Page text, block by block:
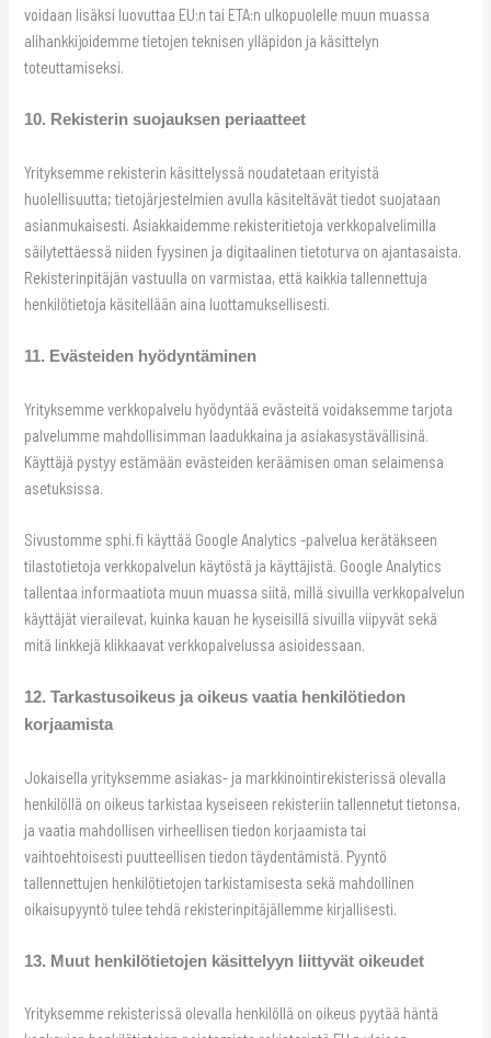
voidaan lisäksi luovuttaa EU:n tai ETA:n ulkopuolelle muun muassa
alihankkijoidemme tietojen teknisen ylläpidon ja käsittelyn
toteuttamiseksi.
10. Rekisterin suojauksen periaatteet
Yrityksemme rekisterin käsittelyssä noudatetaan erityistä
huolellisuutta; tietojärjestelmien avulla käsiteltävät tiedot suojataan
asianmukaisesti. Asiakkaidemme rekisteritietoja verkkopalvelimilla
säilytettäessä niiden fyysinen ja digitaalinen tietoturva on ajantasaista.
Rekisterinpitäjän vastuulla on varmistaa, että kaikkia tallennettuja
henkilötietoja käsitellään aina luottamuksellisesti.
11. Evästeiden hyödyntäminen
Yrityksemme verkkopalvelu hyödyntää evästeitä voidaksemme tarjota
palvelumme mahdollisimman laadukkaina ja asiakasystävällisinä.
Käyttäjä pystyy estämään evästeiden keräämisen oman selaimensa
asetuksissa.
Sivustomme sphi.fi käyttää Google Analytics -palvelua kerätäkseen
tilastotietoja verkkopalvelun käytöstä ja käyttäjistä. Google Analytics
tallentaa informaatiota muun muassa siitä, millä sivuilla verkkopalvelun
käyttäjät vierailevat, kuinka kauan he kyseisillä sivuilla viipyvät sekä
mitä linkkejä klikkaavat verkkopalvelussa asioidessaan.
12. Tarkastusoikeus ja oikeus vaatia henkilötiedon
korjaamista
Jokaisella yrityksemme asiakas- ja markkinointirekisterissä olevalla
henkilöllä on oikeus tarkistaa kyseiseen rekisteriin tallennetut tietonsa,
ja vaatia mahdollisen virheellisen tiedon korjaamista tai
vaihtoehtoisesti puutteellisen tiedon täydentämistä. Pyyntö
tallennettujen henkilötietojen tarkistamisesta sekä mahdollinen
oikaisupyyntö tulee tehdä rekisterinpitäjällemme kirjallisesti.
13. Muut henkilötietojen käsittelyyn liittyvät oikeudet
Yrityksemme rekisterissä olevalla henkilöllä on oikeus pyytää häntä